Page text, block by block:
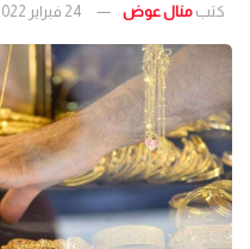
كتب منال عوض 24 فبراير 2022 - 12:58 مساءً